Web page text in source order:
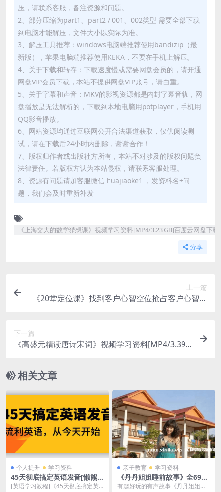
压，请联系客服，备注资源和问题。
2、部分压缩为part1、part2 / 001、002类型 需要全部下载
到电脑才能解压，文件大小以实际为准。
3、解压工具推荐：windows电脑端推荐使用bandizip（最
新版），苹果电脑端推荐使用KEKA，不要在手机上解压。
4、关于下载和转存：下载速度慢或需要网盘会员的，请开通
网盘VIP会员下载，本站不提供网盘VIP账号，请自重。
5、关于字幕和声音：MKV的影视资源都是内封字幕音轨，网
盘播放是无法解析的，下载到本地电脑用potplayer，手机用
QQ影音播放。
6、网站资源均通过互联网公开合法渠道获取，仅供阅读测
试，请在下载后24小时内删除，谢谢合作！
7、版权归作者或出版社方所有，本站不对涉及的版权问题负
法律责任。若版权方认为本站侵权，请联系客服处理。
8、资源有问题请加客服微信 huajiaoke1 ，发资料名+问
题，我们会及时重新补发
《上海交大的数学猜想课》视频学习资料[MP4/3.23 GB]百度云网盘下载
分享
上一篇
《20堂定位课》找到客户心智空位抢占客户心智视
下一篇
《高盛元精读唐诗宋词》视频学习资料[MP4/3.39
相关文章
个人提升 学习资料
45天彻底搞定英语发音[懒熊
英语音标全套课程][MP4/3.60
[英语学习教程]《45天彻底搞定英
亲子教育 学习资料
《丹丹姐姐睡前故事》全692
集MP3音频合集-百度云网盘
有趣好玩的有声故事《丹丹姐姐睡